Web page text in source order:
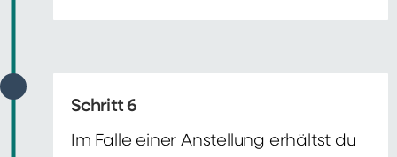
Schritt 6
Im Falle einer Anstellung erhältst du